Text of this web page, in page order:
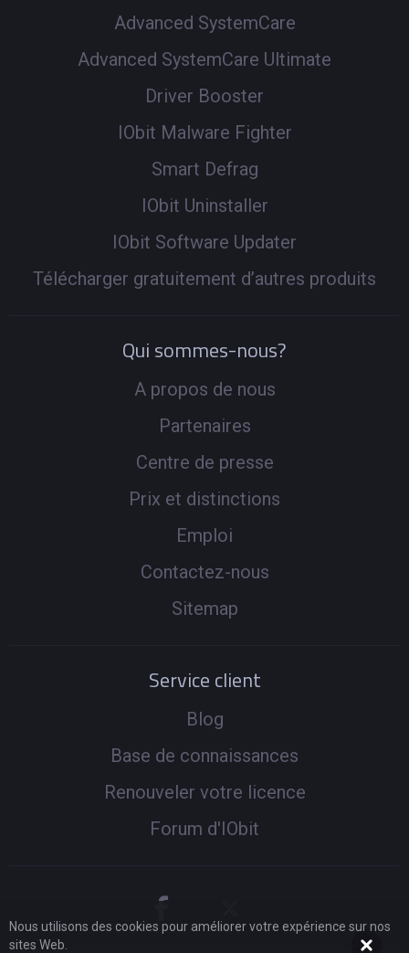
Advanced SystemCare
Advanced SystemCare Ultimate
Driver Booster
IObit Malware Fighter
Smart Defrag
IObit Uninstaller
IObit Software Updater
Télécharger gratuitement d’autres produits
Qui sommes-nous?
A propos de nous
Partenaires
Centre de presse
Prix et distinctions
Emploi
Contactez-nous
Sitemap
Service client
Blog
Base de connaissances
Renouveler votre licence
Forum d'IObit
Nous utilisons des cookies pour améliorer votre expérience sur nos
sites Web.